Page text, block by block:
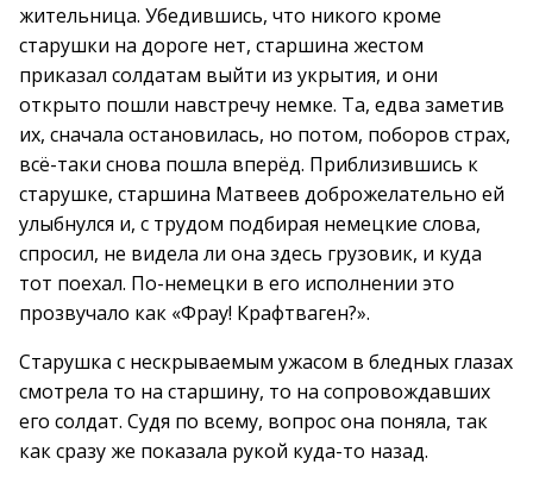
жительница. Убедившись, что никого кроме
старушки на дороге нет, старшина жестом
приказал солдатам выйти из укрытия, и они
открыто пошли навстречу немке. Та, едва заметив
их, сначала остановилась, но потом, поборов страх,
всё-таки снова пошла вперёд. Приблизившись к
старушке, старшина Матвеев доброжелательно ей
улыбнулся и, с трудом подбирая немецкие слова,
спросил, не видела ли она здесь грузовик, и куда
тот поехал. По-немецки в его исполнении это
прозвучало как «Фрау! Крафтваген?».
Старушка с нескрываемым ужасом в бледных глазах
смотрела то на старшину, то на сопровождавших
его солдат. Судя по всему, вопрос она поняла, так
как сразу же показала рукой куда-то назад.